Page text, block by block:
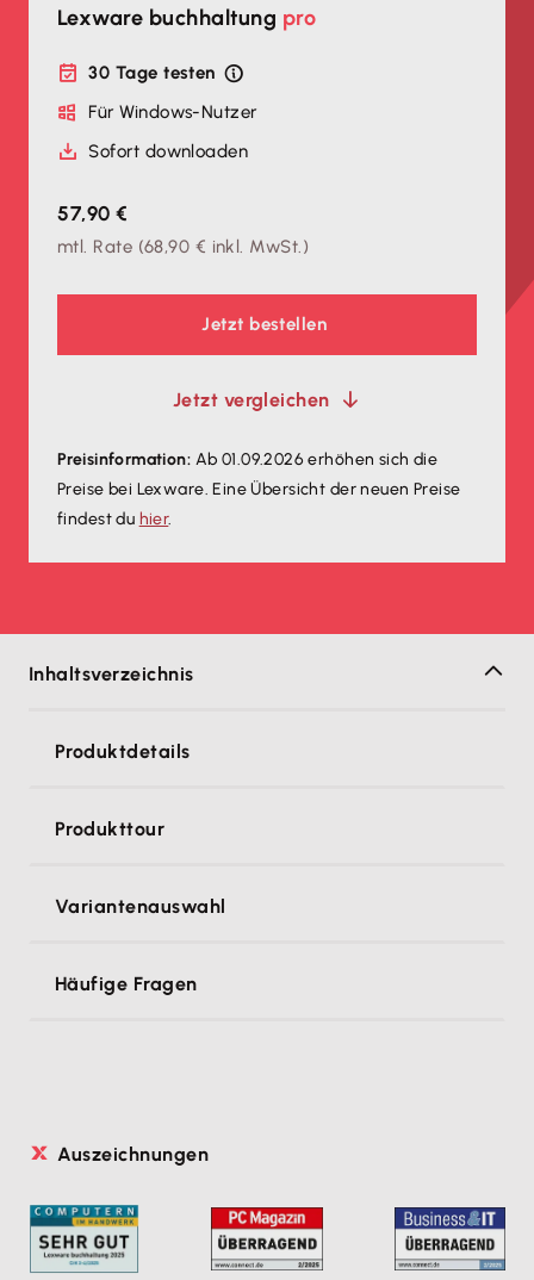
Lexware buchhaltung pro
30 Tage testen
Für Windows-Nutzer
Sofort downloaden
57,90 €
mtl. Rate (68,90 € inkl. MwSt.)
Jetzt bestellen
Jetzt vergleichen
Preisinformation: Ab 01.09.2026 erhöhen sich die
Preise bei Lexware. Eine Übersicht der neuen Preise
findest du hier.
Inhaltsverzeichnis
Produktdetails
Produkttour
Variantenauswahl
Häufige Fragen
Auszeichnungen